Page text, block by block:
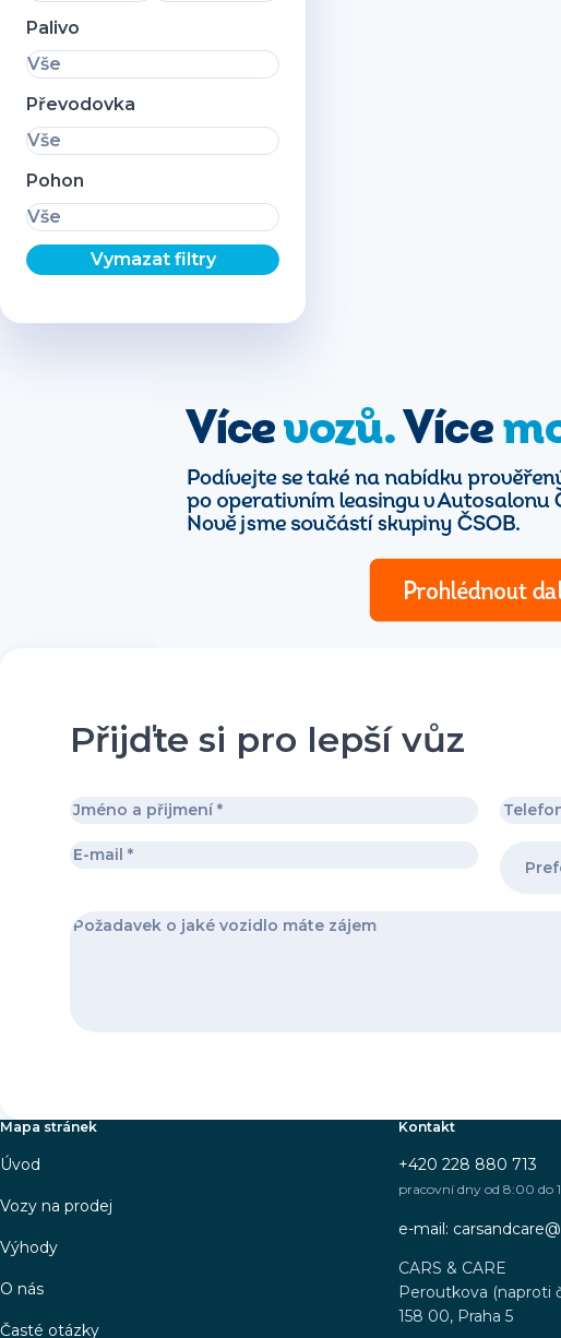
Palivo
Vše
Převodovka
Vše
Pohon
Vše
Vymazat filtry
Přijďte si pro lepší vůz
Mapa stránek
Úvod
Vozy na prodej
Výhody
O nás
Časté otázky
Kontakt
+420 228 880 713
pracovní dny od 8:00 do
e-mail:
CARS & CARE
Peroutkova (naproti
158 00, Praha 5